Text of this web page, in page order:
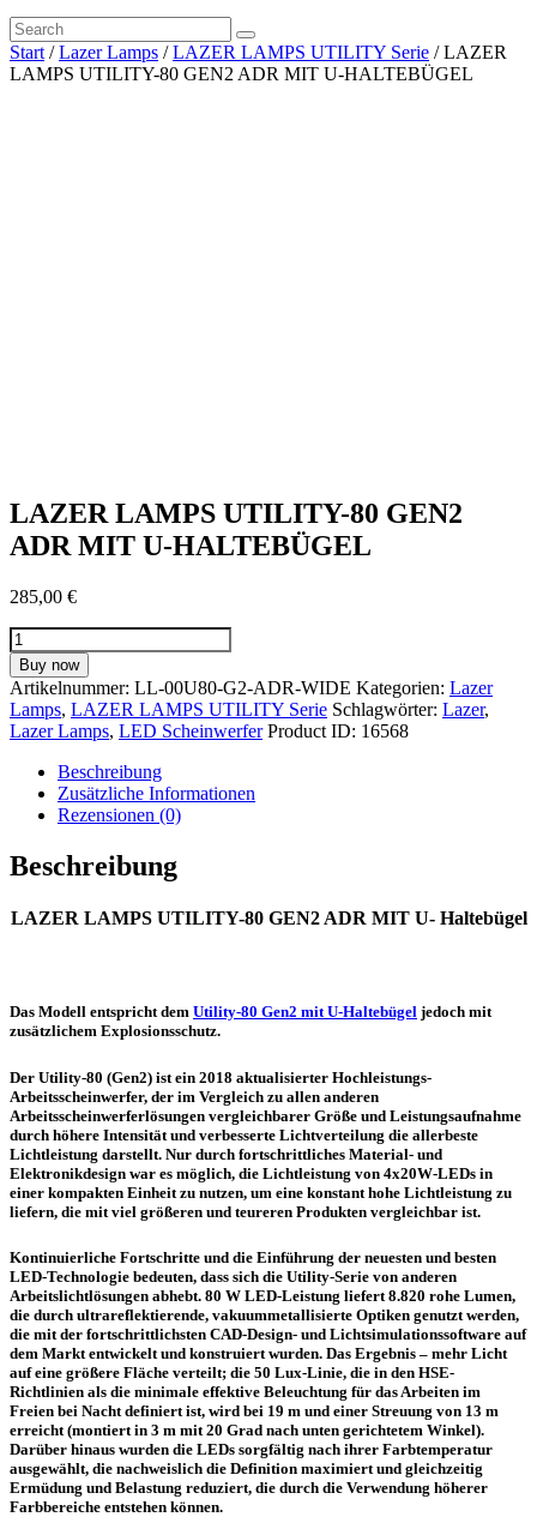
Start /Lazer Lamps /LAZER LAMPS UTILITY Serie / LAZER
LAMPS UTILITY-80 GEN2 ADR MIT U-HALTEBÜGEL
LAZER LAMPS UTILITY-80 GEN2
ADR MIT U-HALTEBÜGEL
285,00 €
LAZER
LAMPS
UTILITY-
80
GEN2
ADR
MIT
HALTEBÜGEL
Menge
Buy now
Artikelnummer: LL-00U80-G2-ADR-WIDE Kategorien: Lazer
Lamps, LAZER LAMPS UTILITY Serie Schlagwörter: Lazer,
Lazer Lamps, LED Scheinwerfer Product ID: 16568
Beschreibung
Zusätzliche Informationen
Rezensionen (0)
Beschreibung
LAZER LAMPS UTILITY-80 GEN2 ADR MIT U- Haltebügel
Das Modell entspricht dem Utility-80 Gen2 mit U-Haltebügel jedoch mit
zusätzlichem Explosionsschutz.
Der Utility-80 (Gen2) ist ein 2018 aktualisierter Hochleistungs-
Arbeitsscheinwerfer, der im Vergleich zu allen anderen
Arbeitsscheinwerferlösungen vergleichbarer Größe und Leistungsaufnahme
durch höhere Intensität und verbesserte Lichtverteilung die allerbeste
Lichtleistung darstellt. Nur durch fortschrittliches Material- und
Elektronikdesign war es möglich, die Lichtleistung von 4x20W-LEDs in
einer kompakten Einheit zu nutzen, um eine konstant hohe Lichtleistung zu
liefern, die mit viel größeren und teureren Produkten vergleichbar ist.
Kontinuierliche Fortschritte und die Einführung der neuesten und besten
LED-Technologie bedeuten, dass sich die Utility-Serie von anderen
Arbeitslichtlösungen abhebt. 80 W LED-Leistung liefert 8.820 rohe Lumen,
die durch ultrareflektierende, vakuummetallisierte Optiken genutzt werden,
die mit der fortschrittlichsten CAD-Design- und Lichtsimulationssoftware auf
dem Markt entwickelt und konstruiert wurden. Das Ergebnis – mehr Licht
auf eine größere Fläche verteilt; die 50 Lux-Linie, die in den HSE-
Richtlinien als die minimale effektive Beleuchtung für das Arbeiten im
Freien bei Nacht definiert ist, wird bei 19 m und einer Streuung von 13 m
erreicht (montiert in 3 m mit 20 Grad nach unten gerichtetem Winkel).
Darüber hinaus wurden die LEDs sorgfältig nach ihrer Farbtemperatur
ausgewählt, die nachweislich die Definition maximiert und gleichzeitig
Ermüdung und Belastung reduziert, die durch die Verwendung höherer
Farbbereiche entstehen können.